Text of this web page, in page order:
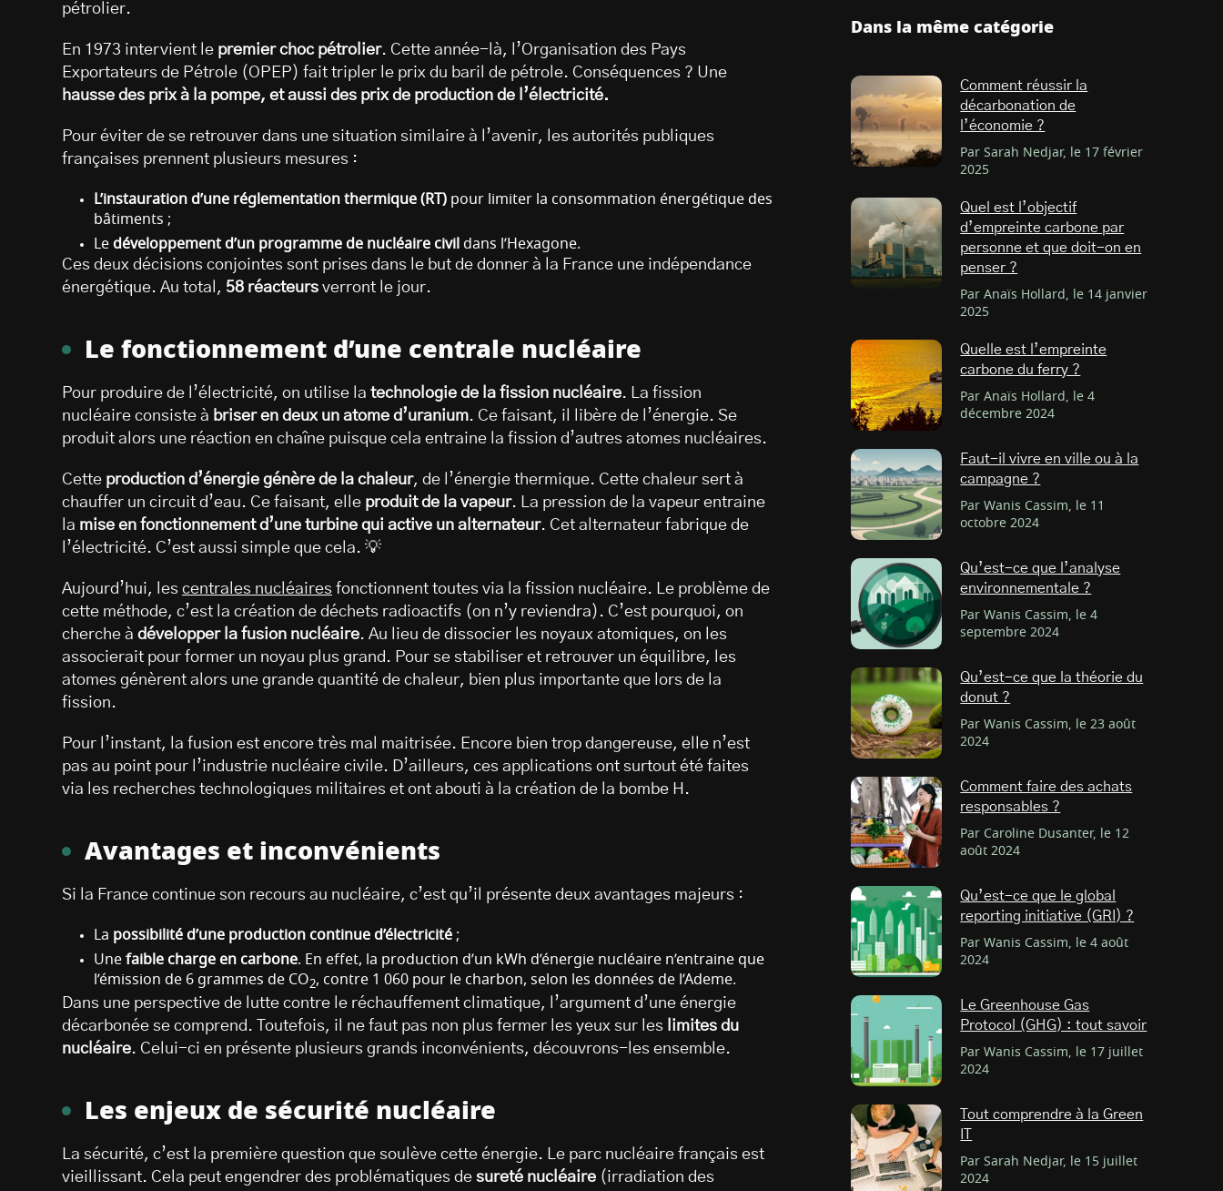
pétrolier.
En 1973 intervient le premier choc pétrolier. Cette année-là, l’Organisation des Pays
Exportateurs de Pétrole (OPEP) fait tripler le prix du baril de pétrole. Conséquences ? Une
hausse des prix à la pompe, et aussi des prix de production de l’électricité.
Pour éviter de se retrouver dans une situation similaire à l’avenir, les autorités publiques
françaises prennent plusieurs mesures :
L’instauration d’une réglementation thermique (RT) pour limiter la consommation énergétique des
bâtiments ;
Le développement d’un programme de nucléaire civil dans l’Hexagone.
Ces deux décisions conjointes sont prises dans le but de donner à la France une indépendance
énergétique. Au total, 58 réacteurs verront le jour.
Le fonctionnement d’une centrale nucléaire
Pour produire de l’électricité, on utilise la technologie de la fission nucléaire. La fission
nucléaire consiste à briser en deux un atome d’uranium. Ce faisant, il libère de l’énergie. Se
produit alors une réaction en chaîne puisque cela entraine la fission d’autres atomes nucléaires.
Cette production d’énergie génère de la chaleur, de l’énergie thermique. Cette chaleur sert à
chauffer un circuit d’eau. Ce faisant, elle produit de la vapeur. La pression de la vapeur entraine
la mise en fonctionnement d’une turbine qui active un alternateur. Cet alternateur fabrique de
l’électricité. C’est aussi simple que cela. 💡
Aujourd’hui, les centrales nucléaires fonctionnent toutes via la fission nucléaire. Le problème de
cette méthode, c’est la création de déchets radioactifs (on n’y reviendra). C’est pourquoi, on
cherche à développer la fusion nucléaire. Au lieu de dissocier les noyaux atomiques, on les
associerait pour former un noyau plus grand. Pour se stabiliser et retrouver un équilibre, les
atomes génèrent alors une grande quantité de chaleur, bien plus importante que lors de la
fission.
Pour l’instant, la fusion est encore très mal maitrisée. Encore bien trop dangereuse, elle n’est
pas au point pour l’industrie nucléaire civile. D’ailleurs, ces applications ont surtout été faites
via les recherches technologiques militaires et ont abouti à la création de la bombe H.
Avantages et inconvénients
Si la France continue son recours au nucléaire, c’est qu’il présente deux avantages majeurs :
La possibilité d’une production continue d’électricité ;
Une faible charge en carbone. En effet, la production d’un kWh d’énergie nucléaire n’entraine que
l’émission de 6 grammes de CO2, contre 1 060 pour le charbon, selon les données de l’Ademe.
Dans une perspective de lutte contre le réchauffement climatique, l’argument d’une énergie
décarbonée se comprend. Toutefois, il ne faut pas non plus fermer les yeux sur les limites du
nucléaire. Celui-ci en présente plusieurs grands inconvénients, découvrons-les ensemble.
Les enjeux de sécurité nucléaire
La sécurité, c’est la première question que soulève cette énergie. Le parc nucléaire français est
vieillissant. Cela peut engendrer des problématiques de sureté nucléaire (irradiation des
Dans la même catégorie
Comment réussir la
décarbonation de
l’économie ?
Par Sarah Nedjar, le 17 février
2025
Quel est l’objectif
d’empreinte carbone par
personne et que doit-on en
penser ?
Par Anaïs Hollard, le 14 janvier
2025
Quelle est l’empreinte
carbone du ferry ?
Par Anaïs Hollard, le 4
décembre 2024
Faut-il vivre en ville ou à la
campagne ?
Par Wanis Cassim, le 11
octobre 2024
Qu’est-ce que l’analyse
environnementale ?
Par Wanis Cassim, le 4
septembre 2024
Qu’est-ce que la théorie du
donut ?
Par Wanis Cassim, le 23 août
2024
Comment faire des achats
responsables ?
Par Caroline Dusanter, le 12
août 2024
Qu’est-ce que le global
reporting initiative (GRI) ?
Par Wanis Cassim, le 4 août
2024
Le Greenhouse Gas
Protocol (GHG) : tout savoir
Par Wanis Cassim, le 17 juillet
2024
Tout comprendre à la Green
Par Sarah Nedjar, le 15 juillet
2024